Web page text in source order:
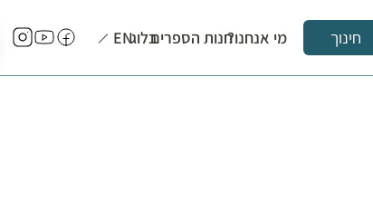
חינוך מי אנחנו?חנות הספריםבלוגEN